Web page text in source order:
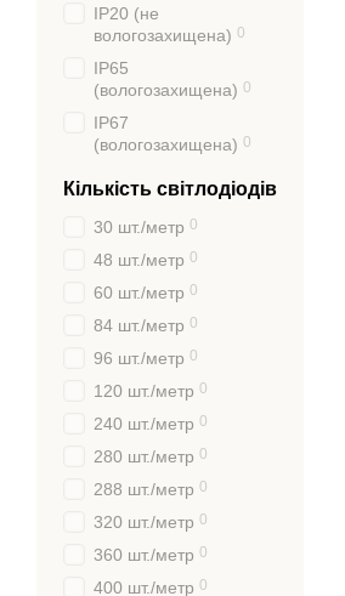
IP20 (не
вологозахищена) 0
IP65
(вологозахищена) 0
IP67
(вологозахищена) 0
Кількість світлодіодів
30 шт./метр 0
48 шт./метр 0
60 шт./метр 0
84 шт./метр 0
96 шт./метр 0
120 шт./метр 0
240 шт./метр 0
280 шт./метр 0
288 шт./метр 0
320 шт./метр 0
360 шт./метр 0
400 шт./метр 0